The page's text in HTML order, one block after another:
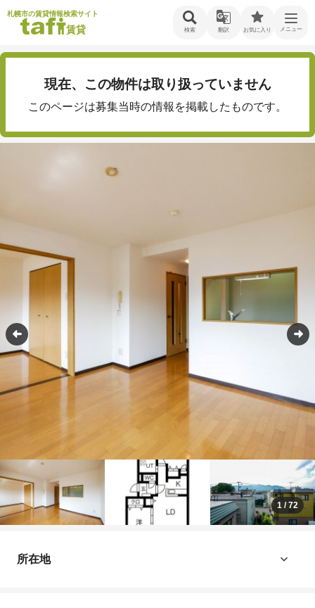
札幌市の賃貸情報検索サイト
賃貸 検索 翻訳 お気に入り メニュー
現在、この物件は取り扱っていません
このページは募集当時の情報を掲載したものです。
1 /72
所在地